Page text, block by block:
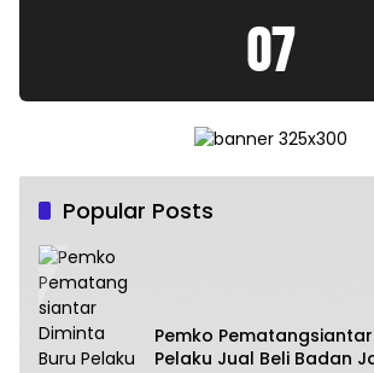
08
Popular Posts
Pemko
Pelaku Jual Beli Badan